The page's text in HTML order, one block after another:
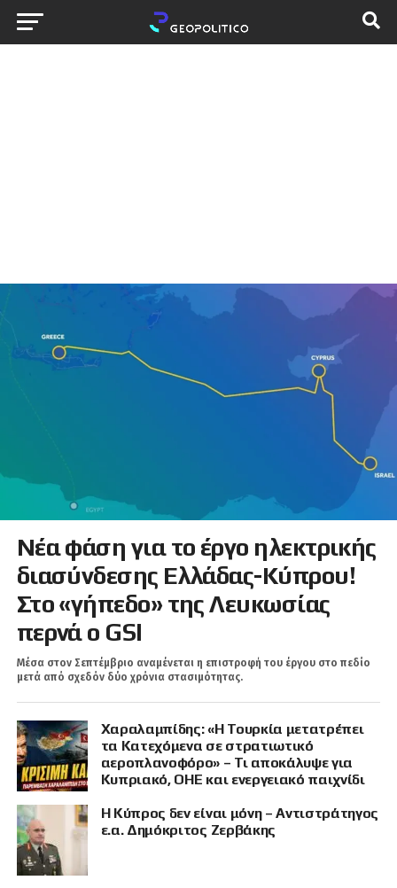
Νέα φάση για το έργο ηλεκτρικής
διασύνδεσης Ελλάδας-Κύπρου!
Στο «γήπεδο» της Λευκωσίας
περνά ο GSI
Μέσα στον Σεπτέμβριο αναμένεται η επιστροφή του έργου στο πεδίο
μετά από σχεδόν δύο χρόνια στασιμότητας.
Χαραλαμπίδης: «Η Τουρκία μετατρέπει
τα Κατεχόμενα σε στρατιωτικό
αεροπλανοφόρο» – Τι αποκάλυψε για
Κυπριακό, ΟΗΕ και ενεργειακό παιχνίδι
Η Κύπρος δεν είναι μόνη – Αντιστράτηγος
ε.α. Δημόκριτος Ζερβάκης